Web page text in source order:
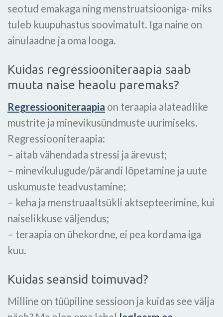
seotud emakaga ning menstruatsiooniga- miks
tuleb kuupuhastus soovimatult. Iga naine on
ainulaadne ja oma looga.
Kuidas regressiooniteraapia saab
muuta naise heaolu paremaks?
Regressiooniteraapia on teraapia alateadlike
mustrite ja minevikusündmuste uurimiseks.
Regressiooniteraapia:
– aitab vähendada stressi ja ärevust;
– minevikulugude/pärandi lõpetamine ja uute
uskumuste teadvustamine;
– keha ja menstruaaltsükli aktsepteerimine, kui
naiselikkuse väljendus;
– teraapia on ühekordne, ei pea kordama iga
kuu.
Kuidas seansid toimuvad?
Milline on tüüpiline sessioon ja kuidas see välja